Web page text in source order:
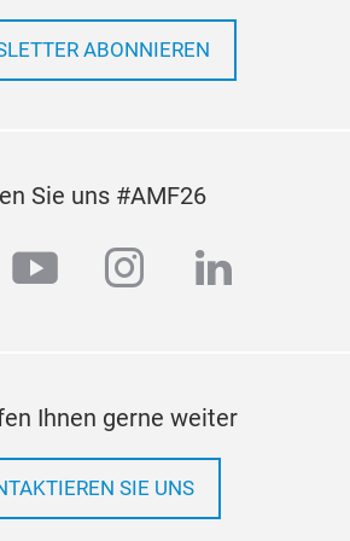
ABONNIEREN
Sie uns #AMF26
youtubeinstagram
linkedin
Ihnen gerne weiter
SIE UNS